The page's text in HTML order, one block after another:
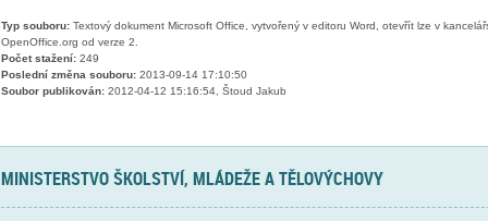
Typ souboru:Textový dokument Microsoft Office, vytvořený v editoru Word, otevřít lze v
OpenOffice.org od verze 2.
Počet stažení:249
Poslední změna souboru:2013-09-14 17:10:50
Soubor publikován:2012-04-12 15:16:54, Štoud Jakub
MINISTERSTVO ŠKOLSTVÍ, MLÁDEŽE A TĚLOVÝCHOVY